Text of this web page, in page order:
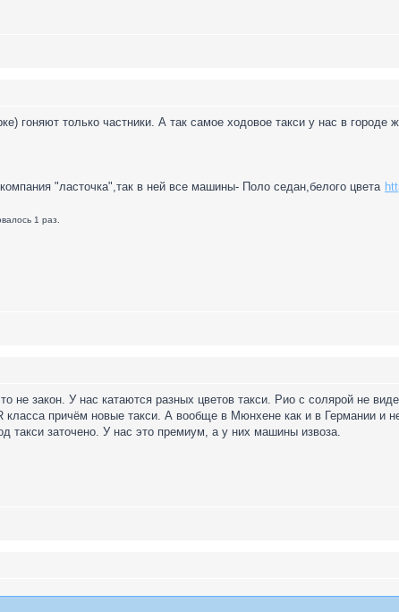
гоняют только частники. А так самое ходовое такси у нас в городе
"ласточка",так в ней все машины- Поло седан,белого цвета
1 раз.
не закон. У нас катаются разных цветов такси. Рио с солярой не
причём новые такси. А вообще в Мюнхене как и в Германии и
такси заточено. У нас это премиум, а у них машины извоза.